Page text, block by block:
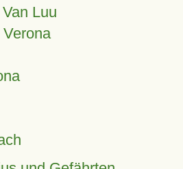
Luu